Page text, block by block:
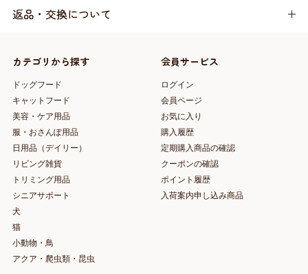
返品・交換について
カテゴリから探す
ドッグフード
キャットフード
美容・ケア用品
服・おさんぽ用品
日用品（デイリー）
リビング雑貨
トリミング用品
シニアサポート
犬
猫
小動物・鳥
アクア・爬虫類・昆虫
会員サービス
ログイン
会員ページ
お気に入り
購入履歴
定期購入商品の確認
クーポンの確認
ポイント履歴
入荷案内申し込み商品